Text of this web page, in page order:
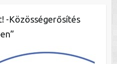
-Közösségerősítés